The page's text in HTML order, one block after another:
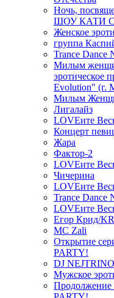
Ночь,
ШОУ КАТИ
Женское
группа
Trance Dance
Милым
эротическое
Evolution" (г.
Милым
Лигалайз
LOVEите
Концерт
Жара
Фактор-2
LOVEите
Чичерина
LOVEите
Trance Dance
LOVEите
Егор Крид/
MC Zali
Открытие
PARTY!
DJ
Мужское
Продолжение